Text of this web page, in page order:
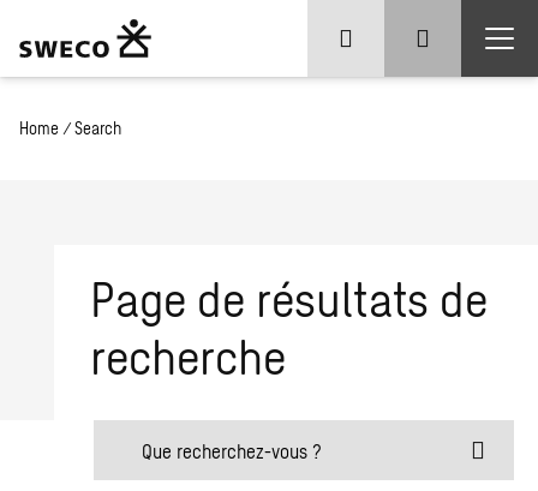
Home / Search
Page de résultats de
recherche